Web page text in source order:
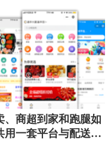
、商超到家和跑腿如
用一套平台与配送体